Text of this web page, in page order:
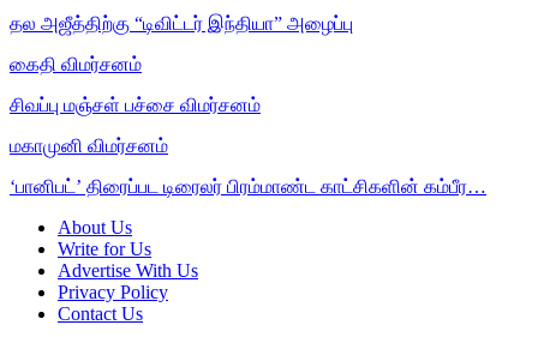
தல அஜீத்திற்கு “டிவிட்டர் இந்தியா” அழைப்பு
கைதி விமர்சனம்
சிவப்பு மஞ்சள் பச்சை விமர்சனம்
மகாமுனி விமர்சனம்
‘பானிபட்’ திரைப்பட டிரைலர் பிரம்மாண்ட காட்சிகளின் கம்பீர…
About Us
Write for Us
Advertise With Us
Privacy Policy
Contact Us